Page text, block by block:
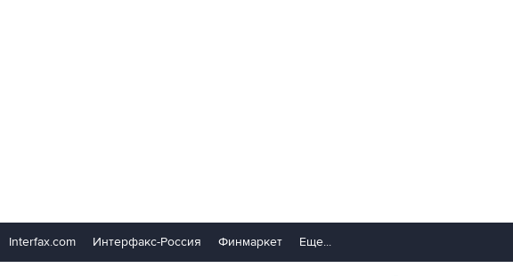
Interfax.com Интерфакс-Россия Финмаркет Еще...